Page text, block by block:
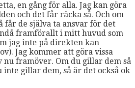
en gång för alla. Jag kan göra
och det får räcka så. Och om
får de själva ta ansvar för det
framförallt i mitt huvud som
jag inte på direkten kan
Jag kommer att göra vissa
framöver. Om du gillar dem så
inte gillar dem, så är det också ok